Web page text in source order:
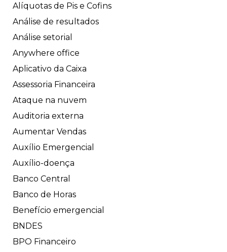
Alíquotas de Pis e Cofins
Análise de resultados
Análise setorial
Anywhere office
Aplicativo da Caixa
Assessoria Financeira
Ataque na nuvem
Auditoria externa
Aumentar Vendas
Auxílio Emergencial
Auxílio-doença
Banco Central
Banco de Horas
Benefício emergencial
BNDES
BPO Financeiro